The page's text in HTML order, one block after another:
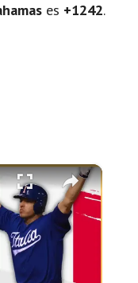
es +1242.
×